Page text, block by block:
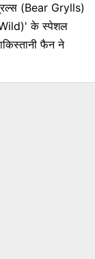
(Bear Grylls)
Wild)' के स्पेशल
फैन ने